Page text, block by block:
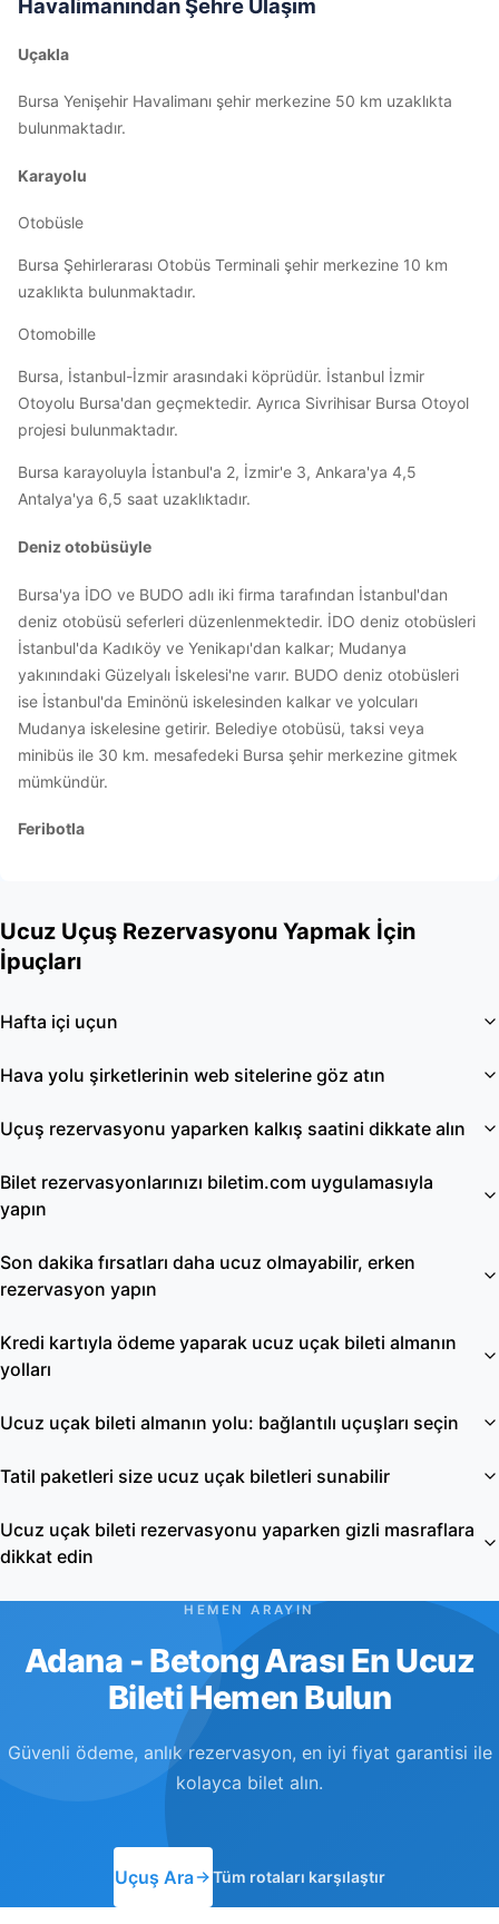
Havalimanından Şehre Ulaşım
Uçakla
Bursa Yenişehir Havalimanı şehir merkezine 50 km uzaklıkta
bulunmaktadır.
Karayolu
Otobüsle
Bursa Şehirlerarası Otobüs Terminali şehir merkezine 10 km
uzaklıkta bulunmaktadır.
Otomobille
Bursa, İstanbul-İzmir arasındaki köprüdür. İstanbul İzmir
Otoyolu Bursa'dan geçmektedir. Ayrıca Sivrihisar Bursa Otoyol
projesi bulunmaktadır.
Bursa karayoluyla İstanbul'a 2, İzmir'e 3, Ankara'ya 4,5
Antalya'ya 6,5 saat uzaklıktadır.
Deniz otobüsüyle
Bursa'ya İDO ve BUDO adlı iki firma tarafından İstanbul'dan
deniz otobüsü seferleri düzenlenmektedir. İDO deniz otobüsleri
İstanbul'da Kadıköy ve Yenikapı'dan kalkar; Mudanya
yakınındaki Güzelyalı İskelesi'ne varır. BUDO deniz otobüsleri
ise İstanbul'da Eminönü iskelesinden kalkar ve yolcuları
Mudanya iskelesine getirir. Belediye otobüsü, taksi veya
minibüs ile 30 km. mesafedeki Bursa şehir merkezine gitmek
mümkündür.
Feribotla
Ucuz Uçuş Rezervasyonu Yapmak İçin
İpuçları
Hafta içi uçun
Hava yolu şirketlerinin web sitelerine göz atın
Uçuş rezervasyonu yaparken kalkış saatini dikkate alın
Bilet rezervasyonlarınızı biletim.com uygulamasıyla
yapın
Son dakika fırsatları daha ucuz olmayabilir, erken
rezervasyon yapın
Kredi kartıyla ödeme yaparak ucuz uçak bileti almanın
yolları
Ucuz uçak bileti almanın yolu: bağlantılı uçuşları seçin
Tatil paketleri size ucuz uçak biletleri sunabilir
Ucuz uçak bileti rezervasyonu yaparken gizli masraflara
dikkat edin
HEMEN ARAYIN
Adana - Betong Arası En Ucuz
Bileti Hemen Bulun
Güvenli ödeme, anlık rezervasyon, en iyi fiyat garantisi ile
kolayca bilet alın.
Uçuş Ara Tüm rotaları karşılaştır